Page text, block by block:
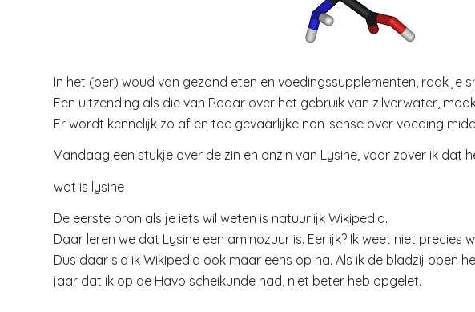
In het (oer) woud van gezond eten en voedingssupplementen, raak je
Een uitzending als die van Radar over het gebruik van zilverwater,
Er wordt kennelijk zo af en toe gevaarlijke non-sense over voeding
Vandaag een stukje over de zin en onzin van Lysine, voor zover ik dat
wat is lysine
De eerste bron als je iets wil weten is natuurlijk Wikipedia.
Daar leren we dat Lysine een aminozuur is. Eerlijk? Ik weet niet precies
Dus daar sla ik Wikipedia ook maar eens op na. Als ik de bladzij open
jaar dat ik op de Havo scheikunde had, niet beter heb opgelet.